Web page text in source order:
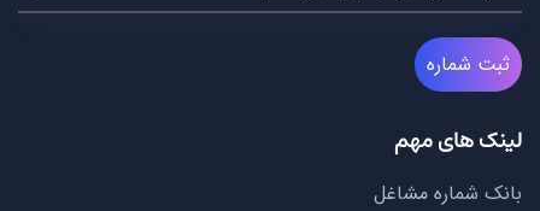
ثبت شماره
لینک های مهم
بانک شماره مشاغل